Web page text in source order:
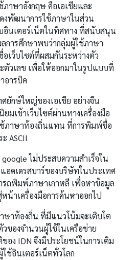
ภาษาอังกฤษ คือเอเชียและ
พัฒนาการใช้ภาษาในส่วน
อินเตอร์เน็ตในทิศทาง ที่สนับสนุน
การศึกษาพบว่ากลุ่มผู้ใช้ภาษา
เว็บไซต์ที่ผสมกันระหว่างตัว
ตัวเลข เพื่อให้ออกมาในรูปแบบที่
อารบิค
ยักษ์ใหญ่ของเอเชีย อย่างจีน
มเข้าเว็บไซต์ผ่านทางเครื่องมือ
ช้ภาษาท้องถิ่นแทน ที่การพิมพ์ชื่อ
ASCII
ไม่ประสบความสำเร็จใน
อดเดรสบาร์ของบริษัทในประเทศ
รถพิมพ์ภาษาเกาหลี เพื่อหาข้อมูล
น้าเครื่องมือการค้นหาออกไป
ษาท้องถิ่น ที่มีแนวโน้มจะเติบโต
วของจำนวนผู้ใช้ในเครือข่าย
อง IDN จึงมีประโยชน์ในการเติม
ใช้อินเตอร์เน็ตทั่วโลก